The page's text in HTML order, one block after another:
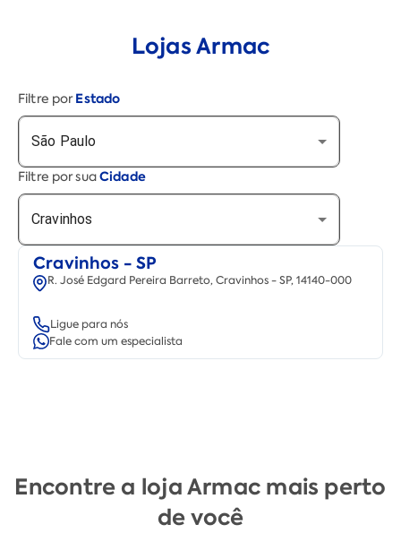
Lojas Armac
Filtre por Estado
São Paulo
Filtre por suaCidade
Cravinhos
Cravinhos - SP
R. José Edgard Pereira Barreto, Cravinhos - SP, 14140-000
Ligue para nós
Fale com um especialista
Encontre a loja Armac mais perto
de você